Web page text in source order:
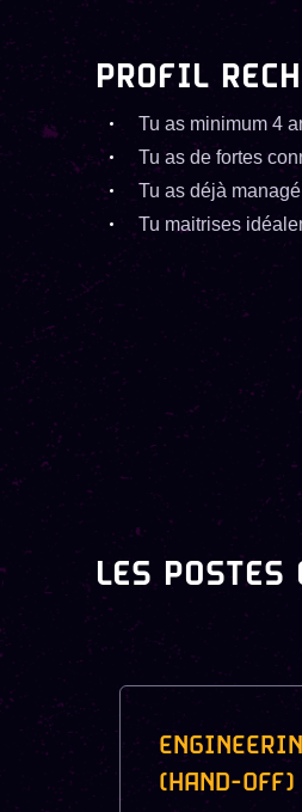
PROFIL
Tu as minimum 4
Tu as de fortes
Tu as déjà
Tu maitrises
LES
(HAND-